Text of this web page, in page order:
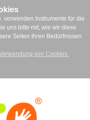
verwenden Instrumente für die
uns bitte mit, wie wir diese
Seiten Ihren Bedürfnissen
von Cookies.